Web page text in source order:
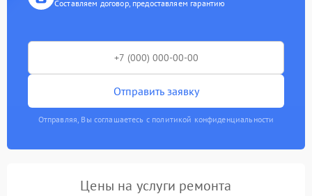
Составляем договор, предоставляем гарантию
Отправить заявку
Отправляя, Вы соглашаетесь с политикой конфиденциальности
Цены на услуги ремонта